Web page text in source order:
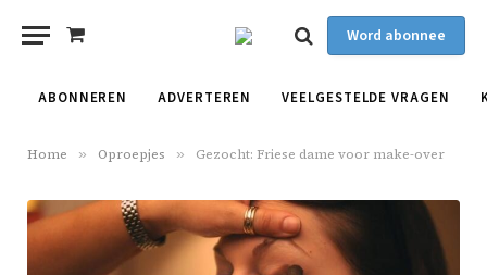
Shopping
Word abonnee
ABONNEREN ADVERTEREN VEELGESTELDE VRAGEN
Home » Oproepjes » Gezocht: Friese dame voor make-over